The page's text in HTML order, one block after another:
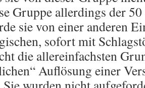
Gruppe allerdings der
sie von einer anderen
sofort mit
die allereinfachsten
Auflösung einer